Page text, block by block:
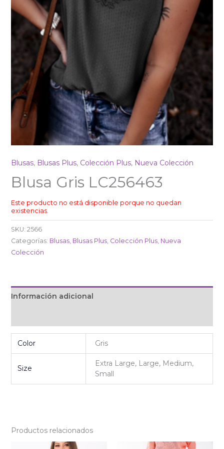
Blusas, Blusas Plus, Colección Plus, Nueva Colección
Blusa Gris LC256463
Este producto no está disponible porque no quedan
existencias.
SKU: 2566
Categorías: Blusas, Blusas Plus, Colección Plus, Nueva
Colección
Información adicional
Color Gris
Size
Extra Large, Large, Medium,
Small
Productos relacionados
OriginalCurrent
OriginalCurrent